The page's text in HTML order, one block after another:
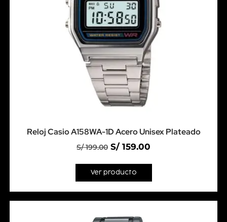
Reloj Casio A158WA-1D Acero Unisex Plateado
S/199.00 S/ 159.00
Ver producto